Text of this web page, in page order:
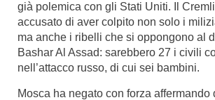
già polemica con gli Stati Uniti. Il
accusato di aver colpito non solo i
ma anche i ribelli che si oppongono al
Bashar Al Assad: sarebbero 27 i civili
nell’attacco russo, di cui sei bambini.
Mosca ha negato con forza affermando